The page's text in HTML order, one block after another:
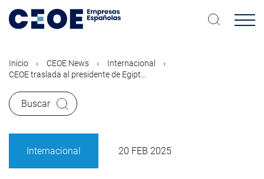
contenido
Inicio CEOE News
Internacional
CEOE traslada al presidente de Egipt...
Buscar
Internacional 20 FEB 2025